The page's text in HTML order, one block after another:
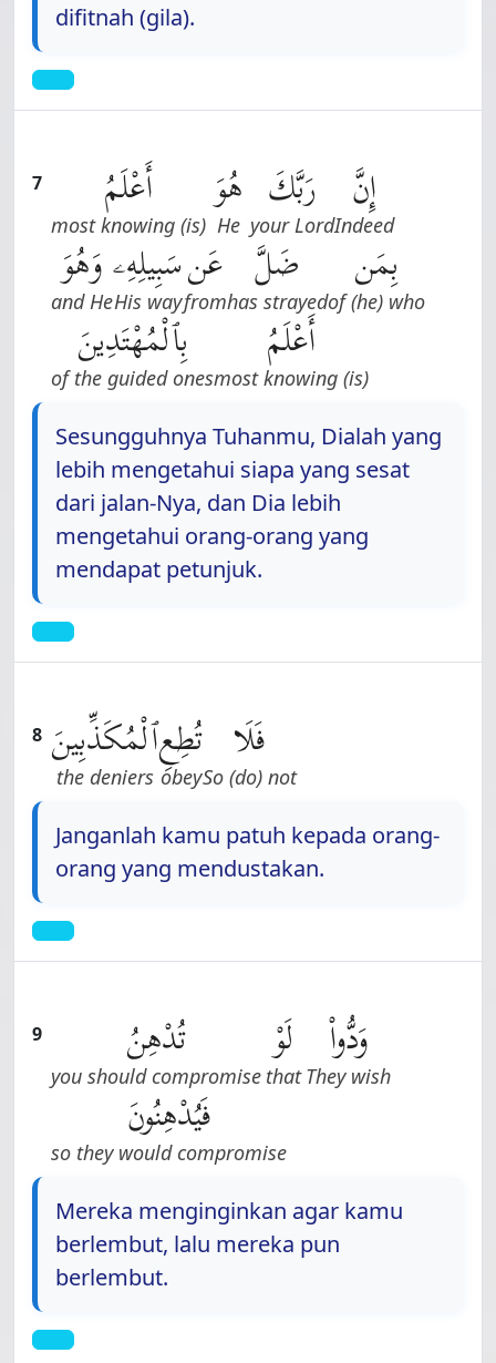
difitnah (gila).
7 إِنَّ
Indeed
رَبَّكَ
your Lord
هُوَ
He
أَعْلَمُ
(is) most knowing
بِمَن
of (he) who
ضَلَّ
has strayed
عَن
from
سَبِيلِهِۦ
His way
وَهُوَ
and He
أَعْلَمُ
(is) most knowing
بِٱلْمُهْتَدِينَ
of the guided ones
Sesungguhnya Tuhanmu, Dialah yang
lebih mengetahui siapa yang sesat
dari jalan-Nya, dan Dia lebih
mengetahui orang-orang yang
mendapat petunjuk.
8 فَلَا
So (do) not
تُطِعِ
obey
ٱلْمُكَذِّبِينَ
the deniers
Janganlah kamu patuh kepada orang-
orang yang mendustakan.
9 وَدُّوا۟
They wish
لَوْ
that
تُدْهِنُ
you should compromise
فَيُدْهِنُونَ
so they would compromise
Mereka menginginkan agar kamu
berlembut, lalu mereka pun
berlembut.